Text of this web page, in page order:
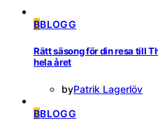
BBLOGG
Rätt säsong för din resa till
hela året
byPatrik Lagerlöv
BBLOGG